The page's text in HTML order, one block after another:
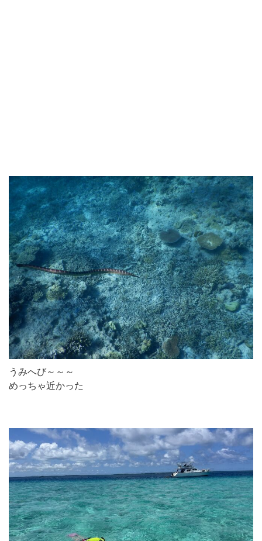
うみへび～～～
めっちゃ近かった